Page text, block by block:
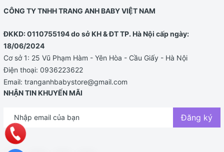
CÔNG TY TNHH TRANG ANH BABY VIỆT NAM
ĐKKD: 0110755194 do sở KH & ĐT TP. Hà Nội cấp ngày:
18/06/2024
Cơ sở 1: 25 Vũ Phạm Hàm - Yên Hòa - Cầu Giấy - Hà Nội
Điện thoại: 0936223622
Email: tranganhbabystore@gmail.com
NHẬN TIN KHUYẾN MÃI
Đăng ký